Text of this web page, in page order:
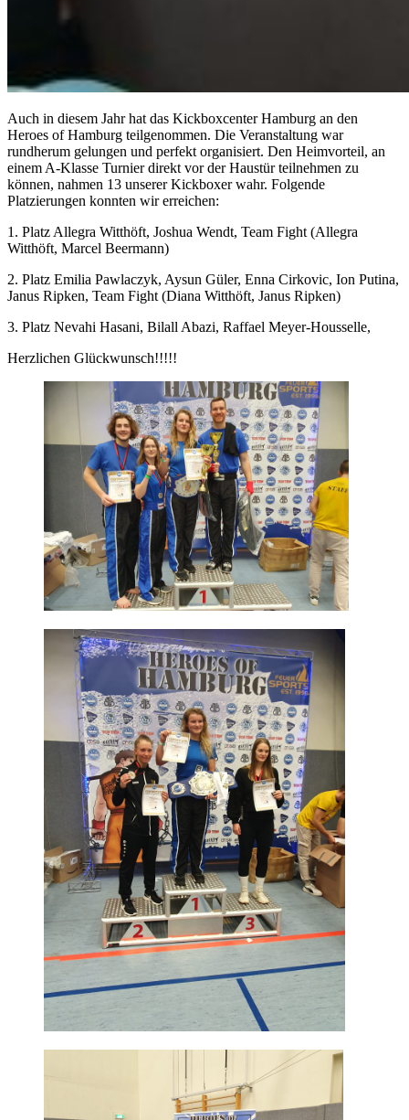
Auch in diesem Jahr hat das Kickboxcenter Hamburg an den
Heroes of Hamburg teilgenommen. Die Veranstaltung war
rundherum gelungen und perfekt organisiert. Den Heimvorteil, an
einem A-Klasse Turnier direkt vor der Haustür teilnehmen zu
können, nahmen 13 unserer Kickboxer wahr. Folgende
Platzierungen konnten wir erreichen:
1. Platz Allegra Witthöft, Joshua Wendt, Team Fight (Allegra
Witthöft, Marcel Beermann)
2. Platz Emilia Pawlaczyk, Aysun Güler, Enna Cirkovic, Ion Putina,
Janus Ripken, Team Fight (Diana Witthöft, Janus Ripken)
3. Platz Nevahi Hasani, Bilall Abazi, Raffael Meyer-Housselle,
Herzlichen Glückwunsch!!!!!